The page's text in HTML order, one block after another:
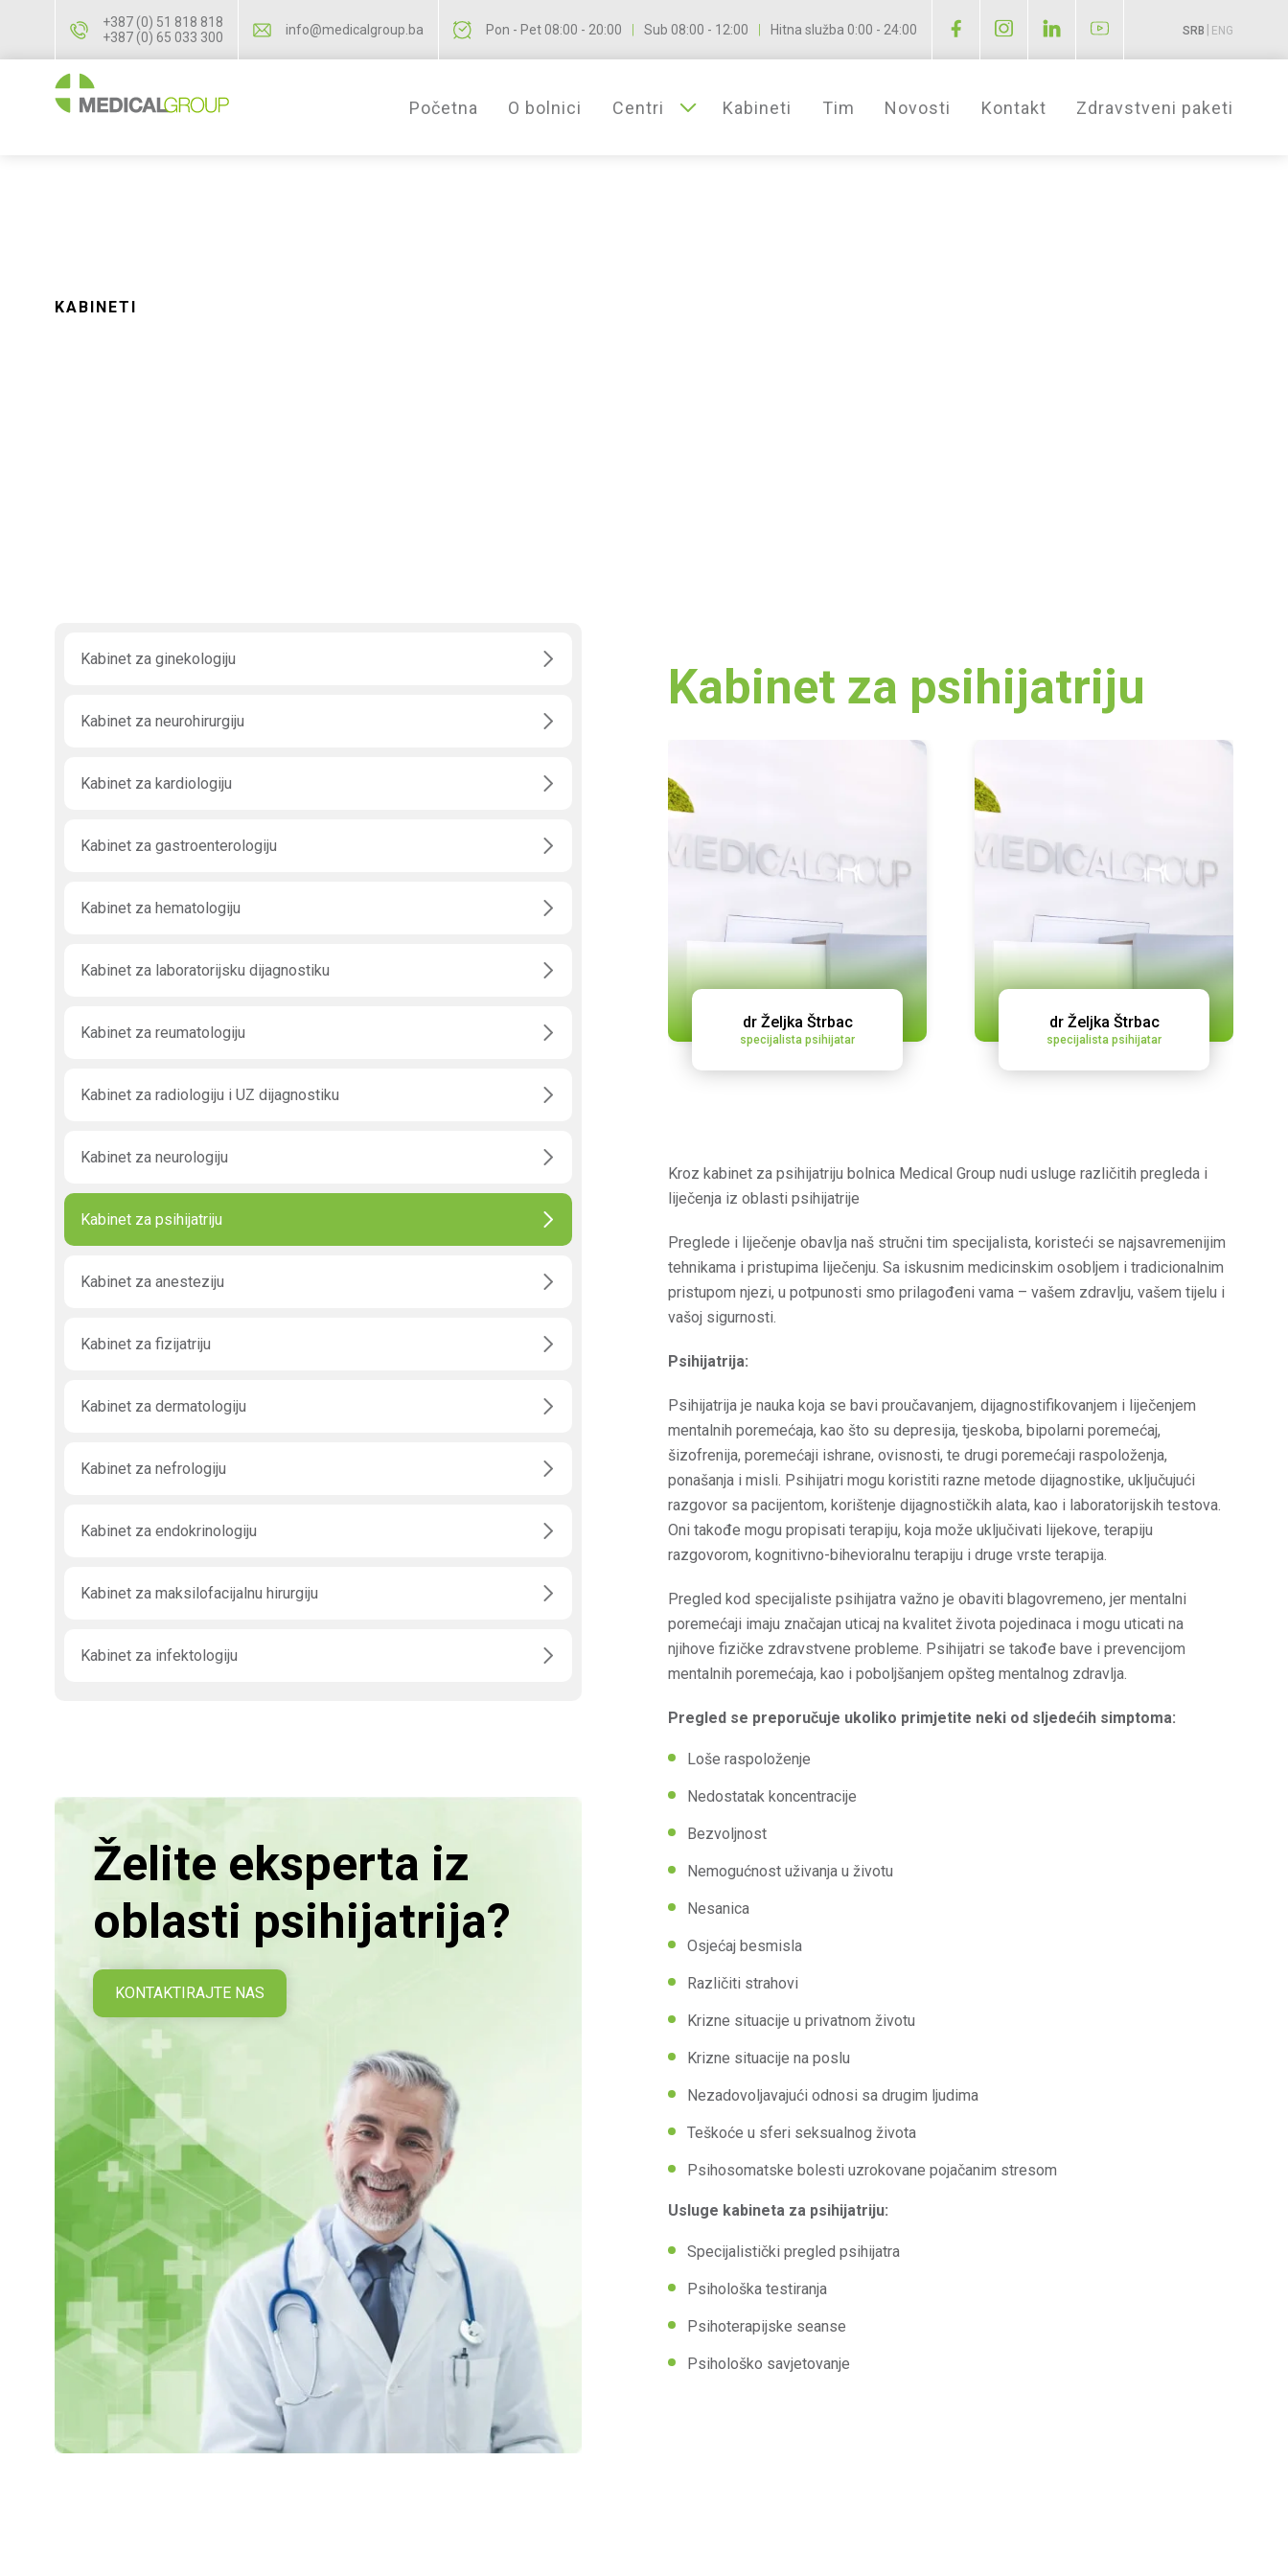
+387 (0) 51 818 818
+387 (0) 65 033 300
info@medicalgroup.ba Pon - Pet 08:00 - 20:00 Sub 08:00 - 12:00 Hitna služba 0:00 - 24:00 SRB ENG
Početna O bolnici Centri
Centar za urologiju
Kabineti Tim Novosti Kontakt Zdravstveni paketi
KABINETI
Kabinet za ginekologiju
Kabinet za neurohirurgiju
Kabinet za kardiologiju
Kabinet za gastroenterologiju
Kabinet za hematologiju
Kabinet za laboratorijsku dijagnostiku
Kabinet za reumatologiju
Kabinet za radiologiju i UZ dijagnostiku
Kabinet za neurologiju
Kabinet za psihijatriju
Kabinet za anesteziju
Kabinet za fizijatriju
Kabinet za dermatologiju
Kabinet za nefrologiju
Kabinet za endokrinologiju
Kabinet za maksilofacijalnu hirurgiju
Kabinet za infektologiju
Želite eksperta iz
oblasti psihijatrija?
KONTAKTIRAJTE NAS
Kabinet za psihijatriju
dr Željka Štrbac
specijalista psihijatar
dr Željka Štrbac
specijalista psihijatar
dr Željka Štrbac
specijalista psihijatar
Kroz kabinet za psihijatriju bolnica Medical Group nudi usluge različitih pregleda i
liječenja iz oblasti psihijatrije
Preglede i liječenje obavlja naš stručni tim specijalista, koristeći se najsavremenijim
tehnikama i pristupima liječenju. Sa iskusnim medicinskim osobljem i tradicionalnim
pristupom njezi, u potpunosti smo prilagođeni vama – vašem zdravlju, vašem tijelu i
vašoj sigurnosti.
Psihijatrija:
Psihijatrija je nauka koja se bavi proučavanjem, dijagnostifikovanjem i liječenjem
mentalnih poremećaja, kao što su depresija, tjeskoba, bipolarni poremećaj,
šizofrenija, poremećaji ishrane, ovisnosti, te drugi poremećaji raspoloženja,
ponašanja i misli. Psihijatri mogu koristiti razne metode dijagnostike, uključujući
razgovor sa pacijentom, korištenje dijagnostičkih alata, kao i laboratorijskih testova.
Oni takođe mogu propisati terapiju, koja može uključivati lijekove, terapiju
razgovorom, kognitivno-bihevioralnu terapiju i druge vrste terapija.
Pregled kod specijaliste psihijatra važno je obaviti blagovremeno, jer mentalni
poremećaji imaju značajan uticaj na kvalitet života pojedinaca i mogu uticati na
njihove fizičke zdravstvene probleme. Psihijatri se takođe bave i prevencijom
mentalnih poremećaja, kao i poboljšanjem opšteg mentalnog zdravlja.
Pregled se preporučuje ukoliko primjetite neki od sljedećih simptoma:
Loše raspoloženje
Nedostatak koncentracije
Bezvoljnost
Nemogućnost uživanja u životu
Nesanica
Osjećaj besmisla
Različiti strahovi
Krizne situacije u privatnom životu
Krizne situacije na poslu
Nezadovoljavajući odnosi sa drugim ljudima
Teškoće u sferi seksualnog života
Psihosomatske bolesti uzrokovane pojačanim stresom
Usluge kabineta za psihijatriju:
Specijalistički pregled psihijatra
Psihološka testiranja
Psihoterapijske seanse
Psihološko savjetovanje